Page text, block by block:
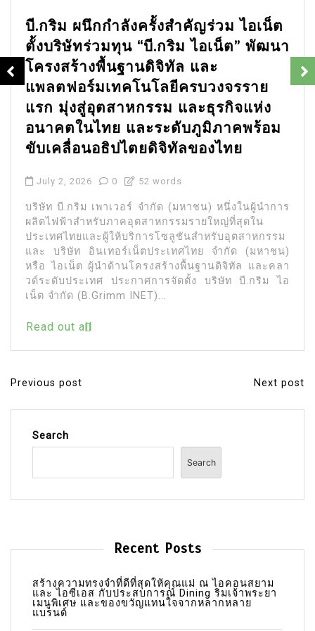
บี.กริม ผนึกกำลังครั้งสำคัญร่วม ไอเน็ต
ตั้งบริษัทร่วมทุน “บี.กริม ไอเน็ต” พัฒนา
โครงสร้างพื้นฐานดิจิทัล และ
แพลตฟอร์มเทคโนโลยีครบวงจรราย
แรก มุ่งสู่อุตสาหกรรม และธุรกิจแห่ง
อนาคตในไทย และระดับภูมิภาคพร้อม
ขับเคลื่อนอธิปไตยดิจิทัลของไทย
July 2, 2026 0 52 words
บริษัท บี.กริม เพาเวอร์ จำกัด (มหาชน) หนึ่งในผู้นำการ
ผลิตไฟฟ้าสำหรับภาคอุตสาหกรรมรายใหญ่ที่สุดใน
ประเทศไทยและผู้ให้บริการโซลูชันสำหรับอุตสาหกรรม
และ บริษัท อินเทอร์เน็ตประเทศไทย จำกัด (มหาชน)
หรือ ไอเน็ต ผู้นำด้านโครงสร้างพื้นฐานดิจิทัล และคลา
วด์ระดับประเทศ ประกาศการจัดตั้ง บริษัท บี.กริม ไอ
เน็ต จำกัด (B.Grimm INET)...
Read out all
P
o
a
Previous post Next post
Search
Search
Recent Posts
สร้างความทรงจำที่ดีที่สุดให้คุณแม่ ณ ไอคอนสยาม
และ ไอซีเอส กับประสบการณ์ Dining ริมเจ้าพระยา
เมนูพิเศษ และของขวัญแทนใจจากหลากหลาย
แบรนด์